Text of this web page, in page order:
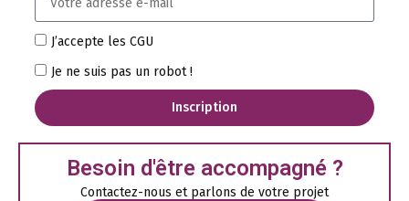
J’accepte les CGU
Je ne suis pas un robot !
Inscription
Besoin d'être accompagné ?
Contactez-nous et parlons de votre projet